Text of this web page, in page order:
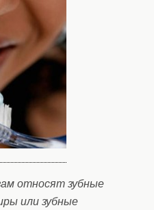
относят зубные
или зубные